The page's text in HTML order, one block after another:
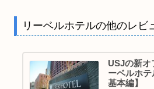
リーベルホテルの他のレビ
USJの新オ
ーベルホテ
基本編】